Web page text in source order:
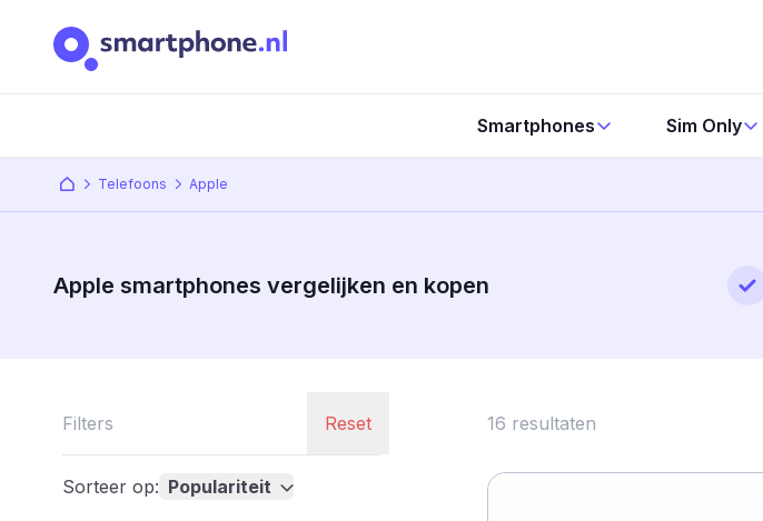
Smartphones Sim Only
Telefoons Apple
Apple smartphones vergelijken en kopen
Filters Reset
Sorteer op: Populariteit
16 resultaten